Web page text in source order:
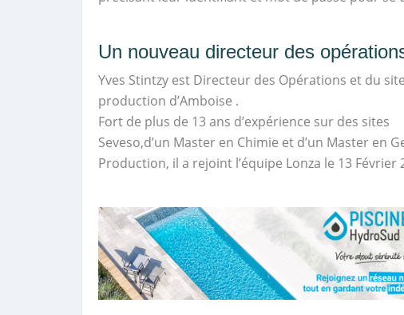
Un nouveau directeur des
Yves Stintzy est Directeur des Opérations et du
production d’Amboise .
Fort de plus de 13 ans d’expérience sur des sites
Seveso,d’un Master en Chimie et d’un Master en
Production, il a rejoint l’équipe Lonza le 13 Février